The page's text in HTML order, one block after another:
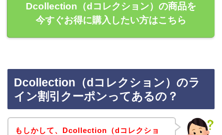
Dcollection（dコレクション）の商品を
今すぐお得に購入したい方はこちら
Dcollection（dコレクション）のラ
イン割引クーポンってあるの？
もしかして、Dcollection（dコレクショ